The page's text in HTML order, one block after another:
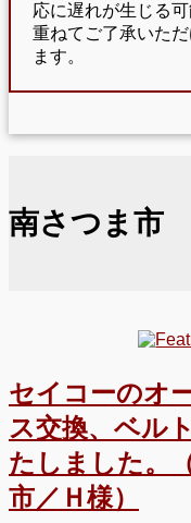
応に遅れが生じる
重ねてご了承いた
ます。
南さつま市
セイコーのオ
ス交換、ベル
たしました。
市／Ｈ様）